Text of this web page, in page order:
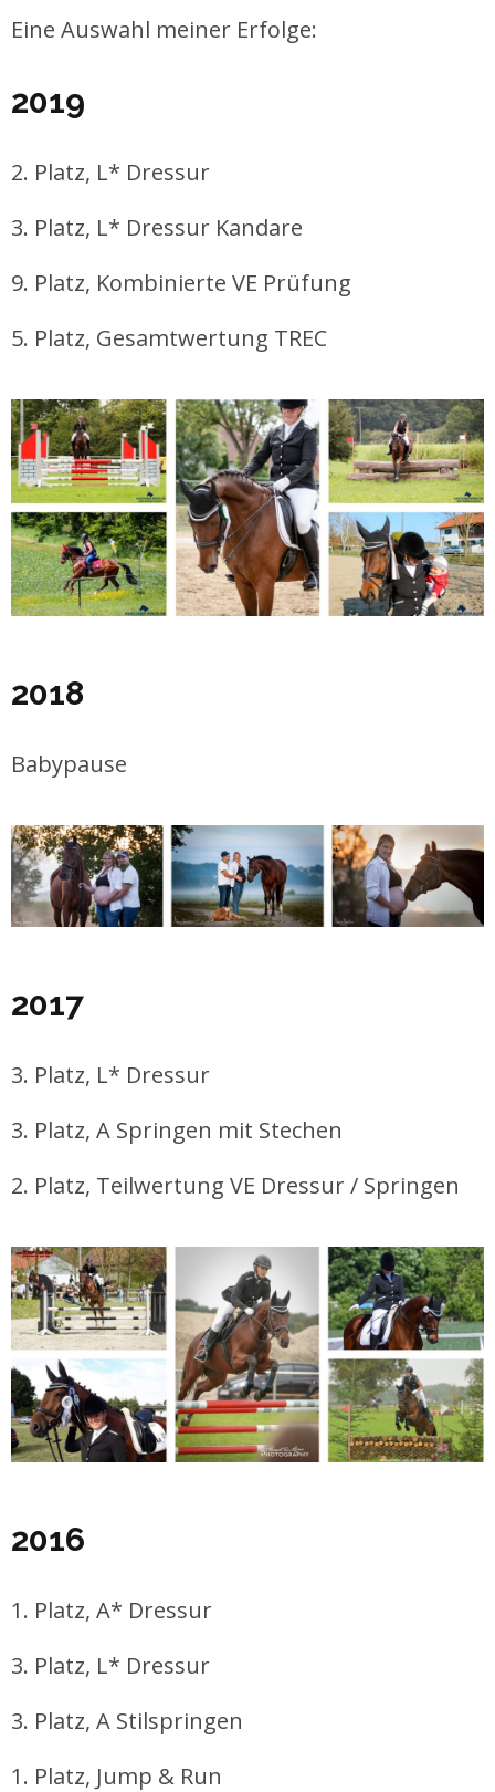
Eine Auswahl meiner Erfolge:
2019
2. Platz, L* Dressur
3. Platz, L* Dressur Kandare
9. Platz, Kombinierte VE Prüfung
5. Platz, Gesamtwertung TREC
2018
Babypause
2017
3. Platz, L* Dressur
3. Platz, A Springen mit Stechen
2. Platz, Teilwertung VE Dressur / Springen
2016
1. Platz, A* Dressur
3. Platz, L* Dressur
3. Platz, A Stilspringen
1. Platz, Jump & Run